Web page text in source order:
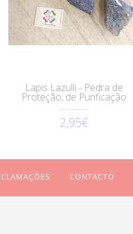
Lapis Lazulli - Pedra de
Proteção, de Purificação
2,95€
CONTACTO